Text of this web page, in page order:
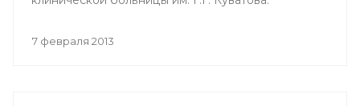
7 февраля 2013